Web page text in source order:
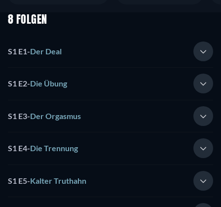
8 FOLGEN
S1 E1-Der Deal
S1 E2-Die Übung
S1 E3-Der Orgasmus
S1 E4-Die Trennung
S1 E5-Kalter Truthahn